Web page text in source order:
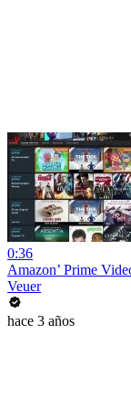
0:36
Amazon’ Prime
Veuer
hace 3 años